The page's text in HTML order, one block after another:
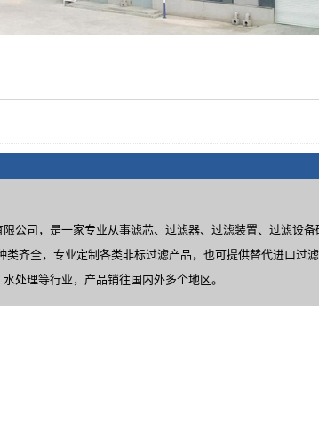
公司，是一家专业从事滤芯、过滤器、过滤装置、过滤设
类齐全，专业定制各类非标过滤产品，也可提供替代进口过
处理等行业，产品销往国内外多个地区。